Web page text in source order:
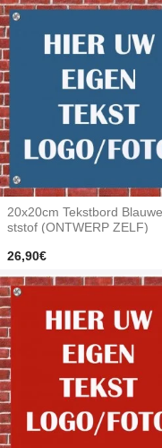
20x20cm Tekstbord
ststof (ONTWERP ZELF)
26,90€